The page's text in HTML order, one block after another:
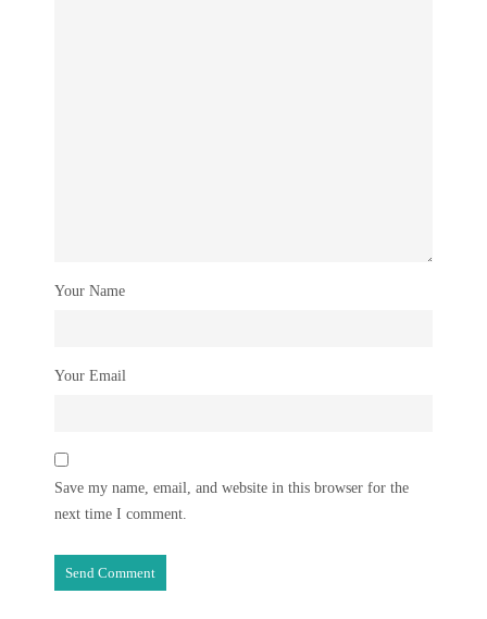
Your Name
Your Email
Save my name, email, and website in this browser for the
next time I comment.